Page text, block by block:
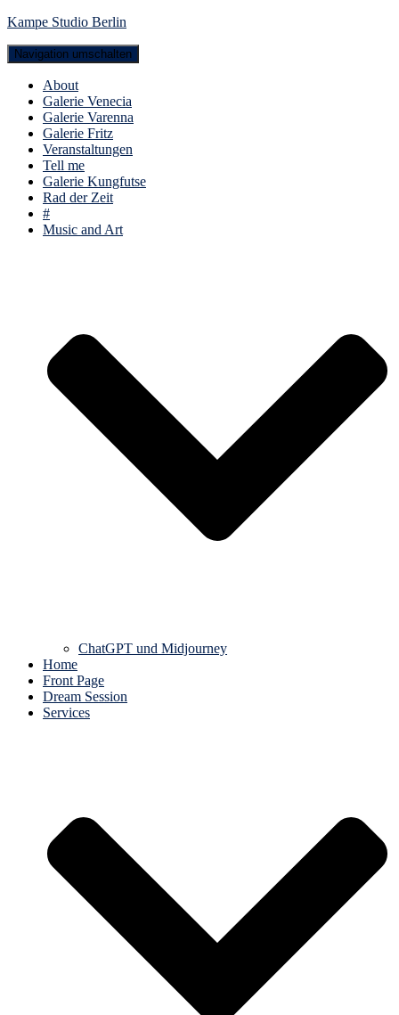
Kampe Studio Berlin
Navigation umschalten
About
Galerie Venecia
Galerie Varenna
Galerie Fritz
Veranstaltungen
Tell me
Galerie Kungfutse
Rad der Zeit
#
Music and Art
ChatGPT und Midjourney
Home
Front Page
Dream Session
Services